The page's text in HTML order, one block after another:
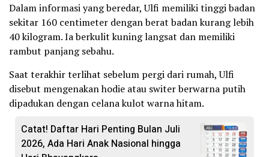
Dalam informasi yang beredar, Ulfi memiliki tinggi badan
sekitar 160 centimeter dengan berat badan kurang lebih
40 kilogram. Ia berkulit kuning langsat dan memiliki
rambut panjang sebahu.
Saat terakhir terlihat sebelum pergi dari rumah, Ulfi
disebut mengenakan hodie atau switer berwarna putih
dipadukan dengan celana kulot warna hitam.
Catat! Daftar Hari Penting Bulan Juli
2026, Ada Hari Anak Nasional hingga